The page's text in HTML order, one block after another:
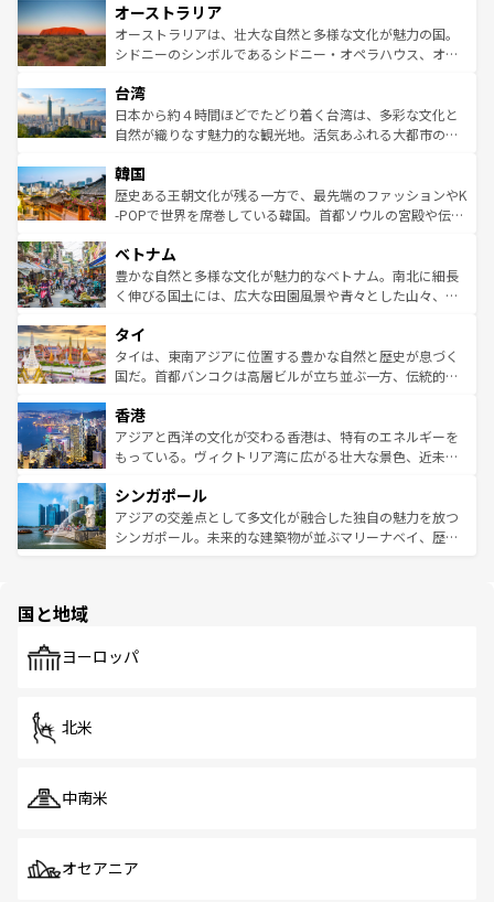
部のニューオーリンズでは、音楽と美食が融合した独特の
文化が魅力。旅行者はアメリカの各地域で異なる魅力を楽
しみながら、その多様性と豊かな歴史を感じることができ
ならではの贅沢な旅のスタイルだ。 なお、新着のアメリカ
情報はコンテンツ一覧を参照してほしい。
ワイ島は見逃せない。また、定番の観光地といえばオアフ
島だが、静かな自然を求めるならマウイ島やカウアイ島が
おすすめ。エメラルドグリーンに輝く海をはじめ、豊かな
れるおもてなしの心で訪れる人々を迎えてくれるハワイの
人々、おいしいローカルフードやハワイアンミュージッ
ク、伝統的なフラダンスなど、すべてがハワイの魅力を彩
ワイを、存分に味わってほしい。 なお、新着のハワイ情報
はコンテンツ一覧を参照してほしい。
オーストラリア
オーストラリアは、壮大な自然と多様な文化が魅力の国。
シドニーのシンボルであるシドニー・オペラハウス、オー
リアリーフや大陸中央部にそびえるウルル（エアーズロッ
ク）、タスマニアの美しい原生林やケアンズの熱帯雨林な
ど、見どころがたくさん。また、カフェやワイン、オージ
いる。アクティビティも充実しており、サーフィンやダイ
ビング、ハイキングなど、アウトドア好きにはたまらな
い。オーストラリアの多彩な魅力を存分に味わいつくそ
参照してほしい。
台湾
日本から約４時間ほどでたどり着く台湾は、多彩な文化と
自然が織りなす魅力的な観光地。活気あふれる大都市の台
ン）、静ひつな山岳地帯である台湾東部など、都市の喧騒
と山間の静けさが共存しており、訪れる人に新しい発見と
驚きをもたらしてくれる。また、奥深い台湾の食文化も魅
容にもいいと評判のスイーツなど、バラエティ豊かな料理
が味わえる。 なお、新着の台湾情報は コンテンツ一覧を参
照してほしい。
韓国
歴史ある王朝文化が残る一方で、最先端のファッションやK
-POPで世界を席巻している韓国。首都ソウルの宮殿や伝統
き、地方に足を延ばせば四季折々の自然美を楽しむことが
できる。そして、キムチや焼肉、絶品のストリートフード
まで、さまざまな韓国料理が待っている。夜には、韓国な
リティに包まれながら、韓国の多彩な魅力を心ゆくまで味
わってみてほしい。 なお、新着の韓国情報はコンテンツ一
覧を参照してほしい。
ベトナム
豊かな自然と多様な文化が魅力的なベトナム。南北に細長
く伸びる国土には、広大な田園風景や青々とした山々、世
急速な発展と共に伝統が息づく。ハノイの古い町並みやホ
ーチミン市のフランス統治時代の建物も、独特の雰囲気を
醸し出している。また、バラエティの豊かさとおいしさで
とつ。フォーやバインミー、ベトナムコーヒーなどは、ぜ
ひ現地で味わいたい。どの地域を訪れてもあたたかい人々
が旅行者を迎えてくれるので、きっと忘れられない旅にな
参照してほしい。
タイ
タイは、東南アジアに位置する豊かな自然と歴史が息づく
国だ。首都バンコクは高層ビルが立ち並ぶ一方、伝統的な
の活気が交差している。北部ではチェンマイなどの山岳地
帯で自然と触れ合い、南部ではプーケットやクラビの美し
いビーチでリゾート気分を楽しむことができる。タイ料理
激する。気候は一年中温暖で、どの季節にも異なる楽しみ
が待っている。親しみやすいタイの人々、仏教を中心とし
た文化、そして多様な観光資源が、訪れる旅人を魅了し続
香港
アジアと西洋の文化が交わる香港は、特有のエネルギーを
もっている。ヴィクトリア湾に広がる壮大な景色、近未来
み、どこを訪れても感動するはず。観光スポットが密集し
ており、効率よく見どころを回れるのも魅力。息をのむよ
うな絶景から文化的な体験まで、香港を存分に楽しみ尽く
シンガポール
アジアの交差点として多文化が融合した独自の魅力を放つ
シンガポール。未来的な建築物が並ぶマリーナベイ、歴史
で、ホーカーズは地元の風情を楽しめる外せないスポット
国と地域
ヨーロッパ
北米
中南米
オセアニア